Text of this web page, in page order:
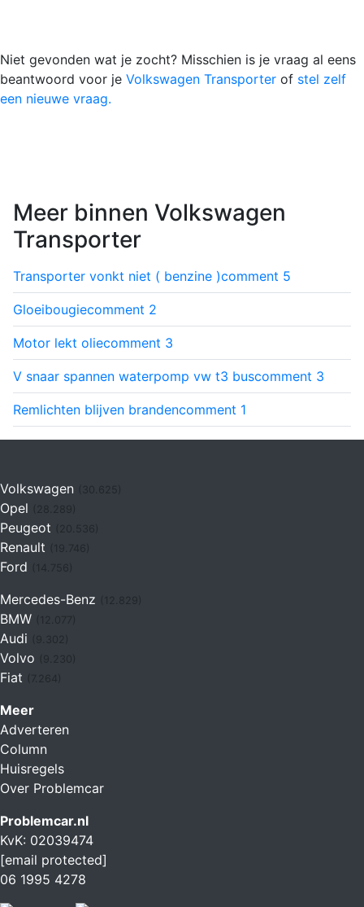
Niet gevonden wat je zocht? Misschien is je vraag al eens
beantwoord voor je Volkswagen Transporter of stel zelf
een nieuwe vraag.
Meer binnen Volkswagen
Transporter
Transporter vonkt niet ( benzine )comment 5
Gloeibougiecomment 2
Motor lekt oliecomment 3
V snaar spannen waterpomp vw t3 buscomment 3
Remlichten blijven brandencomment 1
Volkswagen (30.625)
Opel
Peugeot (20.536)
Renault (19.746)
Ford (14.756)
Mercedes-Benz
BMW
Audi
Volvo
Fiat (7.264)
Meer
Adverteren
Column
Huisregels
Over Problemcar
Problemcar.nl
KvK: 02039474
[email protected]
06 1995 4278